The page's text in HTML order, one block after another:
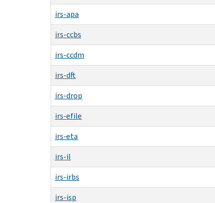
irs-apa
irs-ccbs
irs-ccdm
irs-dft
irs-drop
irs-efile
irs-eta
irs-il
irs-irbs
irs-isp